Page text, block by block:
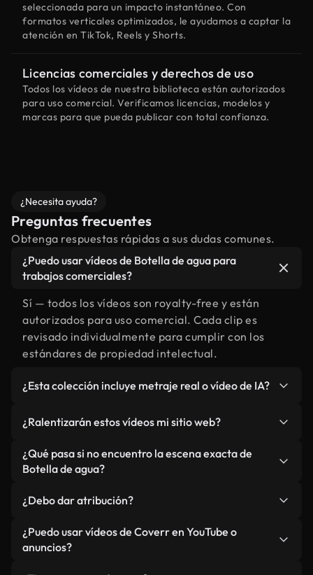
seleccionada para un impacto instantáneo. Con
formatos verticales optimizados, le ayudamos a captar la
atención en TikTok, Reels y Shorts.
Licencias comerciales y derechos de uso
Todos los vídeos de nuestra biblioteca están autorizados
para uso comercial. Verificamos licencias, modelos y
marcas para que pueda publicar con total confianza.
¿Necesita ayuda?
Preguntas frecuentes
Obtenga respuestas rápidas a sus dudas comunes.
¿Puedo usar vídeos de Botella de agua para
trabajos comerciales?
Sí — todos los vídeos son royalty-free y están
autorizados para uso comercial. Cada clip es
revisado individualmente para cumplir con los
estándares de propiedad intelectual.
¿Esta colección incluye metraje real o vídeo de IA?
relacionado con Botella de agua y vídeos
generados por IA. Todo está claramente
etiquetado.
¿Ralentizarán estos vídeos mi sitio web?
No si selecciona nuestras versiones optimizadas
para web, diseñadas específicamente para uso de
métricas como LCP.
¿Qué pasa si no encuentro la escena exacta de
Botella de agua?
Studio. Describe la escena, como "Botella de agua
al atardecer", y la IA la generará en segundos
conforme a nuestros estándares.
¿Debo dar atribución?
No es necesario. Todos los vídeos en nuestra
biblioteca son royalty-free, aunque siempre se
¿Puedo usar vídeos de Coverr en YouTube o
anuncios?